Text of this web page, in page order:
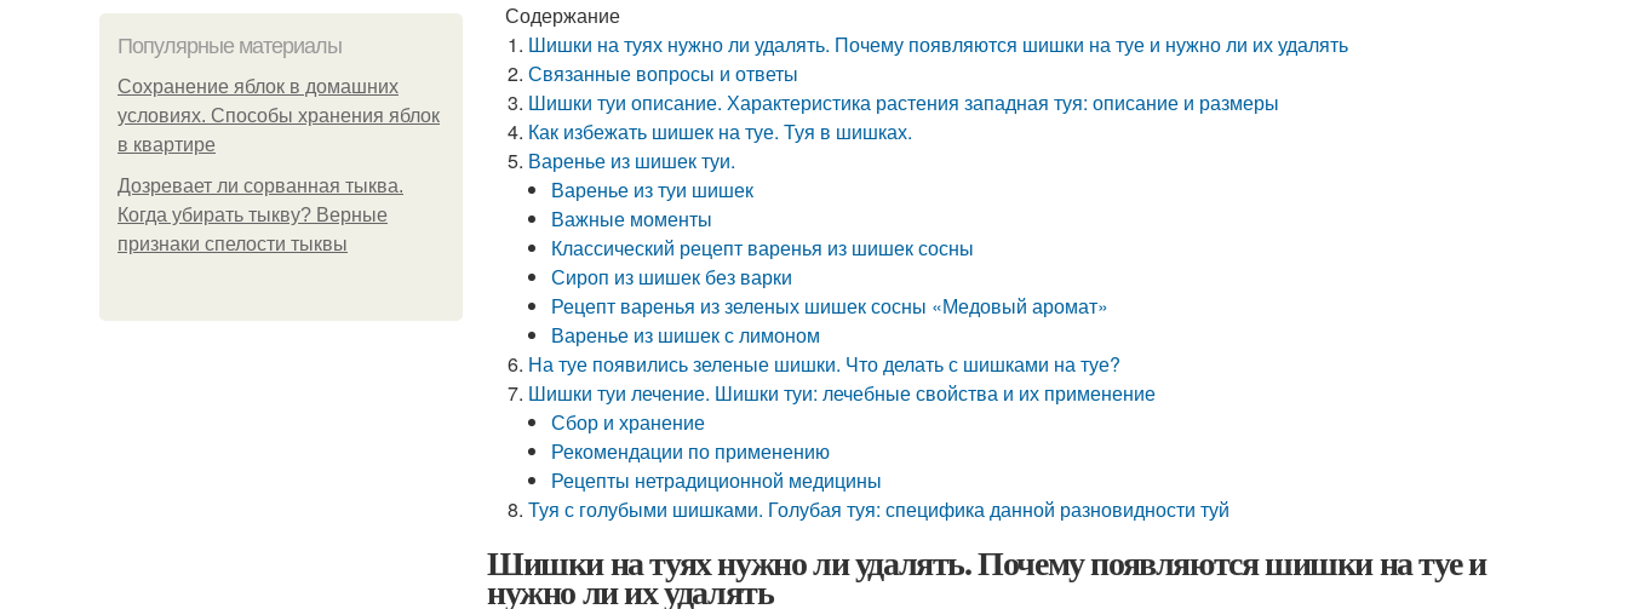
Популярные материалы
Сохранение яблок в домашних
условиях. Способы хранения яблок
в квартире
Дозревает ли сорванная тыква.
Когда убирать тыкву? Верные
признаки спелости тыквы
Содержание
Шишки на туях нужно ли удалять. Почему появляются шишки на туе и нужно ли их удалять
Связанные вопросы и ответы
Шишки туи описание. Характеристика растения западная туя: описание и размеры
Как избежать шишек на туе. Туя в шишках.
Варенье из шишек туи.
Варенье из туи шишек
Важные моменты
Классический рецепт варенья из шишек сосны
Сироп из шишек без варки
Рецепт варенья из зеленых шишек сосны «Медовый аромат»
Варенье из шишек с лимоном
На туе появились зеленые шишки. Что делать с шишками на туе?
Шишки туи лечение. Шишки туи: лечебные свойства и их применение
Сбор и хранение
Рекомендации по применению
Рецепты нетрадиционной медицины
Туя с голубыми шишками. Голубая туя: специфика данной разновидности туй
Шишки на туях нужно ли удалять. Почему появляются шишки на туе и
нужно ли их удалять